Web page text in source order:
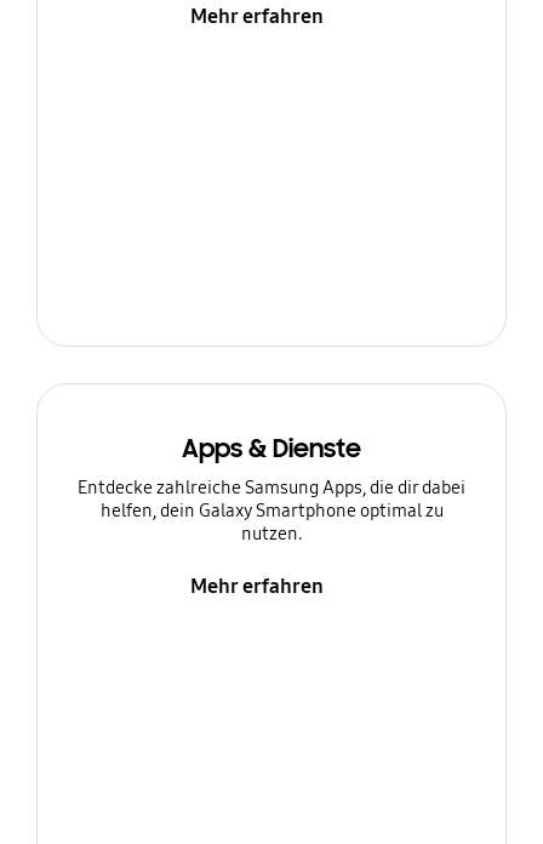
Mehr erfahren
Apps & Dienste
Entdecke zahlreiche Samsung Apps, die dir dabei
helfen, dein Galaxy Smartphone optimal zu
nutzen.
Mehr erfahren